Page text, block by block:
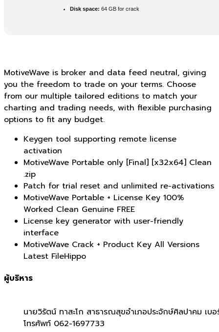
Disk space: 64 GB for crack
MotiveWave is broker and data feed neutral, giving
you the freedom to trade on your terms. Choose
from our multiple tailored editions to match your
charting and trading needs, with flexible purchasing
options to fit any budget.
Keygen tool supporting remote license
activation
MotiveWave Portable only [Final] [x32x64] Clean
.zip
Patch for trial reset and unlimited re-activations
MotiveWave Portable + License Key 100%
Worked Clean Genuine FREE
License key generator with user-friendly
interface
MotiveWave Crack + Product Key All Versions
Latest FileHippo
ผู้บริหาร
นายวิรัตน์ ทาสะโก สาธารณสุขอำเภอประจักษ์ศิลปาคม เบอ
โทรศัพท์ 062-1697733